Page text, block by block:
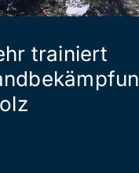
trainiert